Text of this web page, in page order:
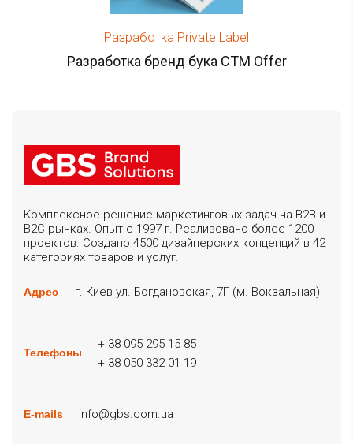
Разработка Private Label
Разработка бренд бука СТМ Offer
Комплексное решение маркетинговых задач на B2B и
B2C рынках. Опыт с 1997 г. Реализовано более 1200
проектов. Создано 4500 дизайнерских концепций в 42
категориях товаров и услуг.
Адрес г. Киев ул. Богдановская, 7Г (м. Вокзальная)
Телефоны
+ 38 095 295 15 85
+ 38 050 332 01 19
E-mails info@gbs.com.ua